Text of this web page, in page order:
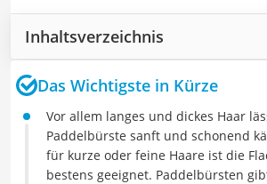
Inhaltsverzeichnis
Das Wichtigste in Kürze
Vor allem langes und dickes Haar
Paddelbürste sanft und schonend
für kurze oder feine Haare ist die
bestens geeignet. Paddelbürsten